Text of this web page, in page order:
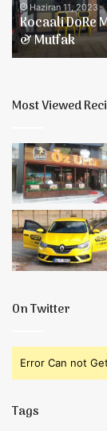
Haziran 11, 2023
Kocaali DoRe
& Mutfak
Most Viewed
On Twitter
Error Can not
Tags